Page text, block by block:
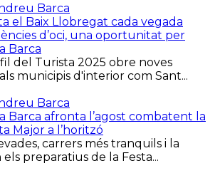
Barca
el Baix Llobregat cada vegada
d’oci, una oportunitat per
Barca
del Turista 2025 obre noves
municipis d'interior com Sant...
Barca
Barca afronta l’agost combatent la
Major a l’horitzó
carrers més tranquils i la
preparatius de la Festa...